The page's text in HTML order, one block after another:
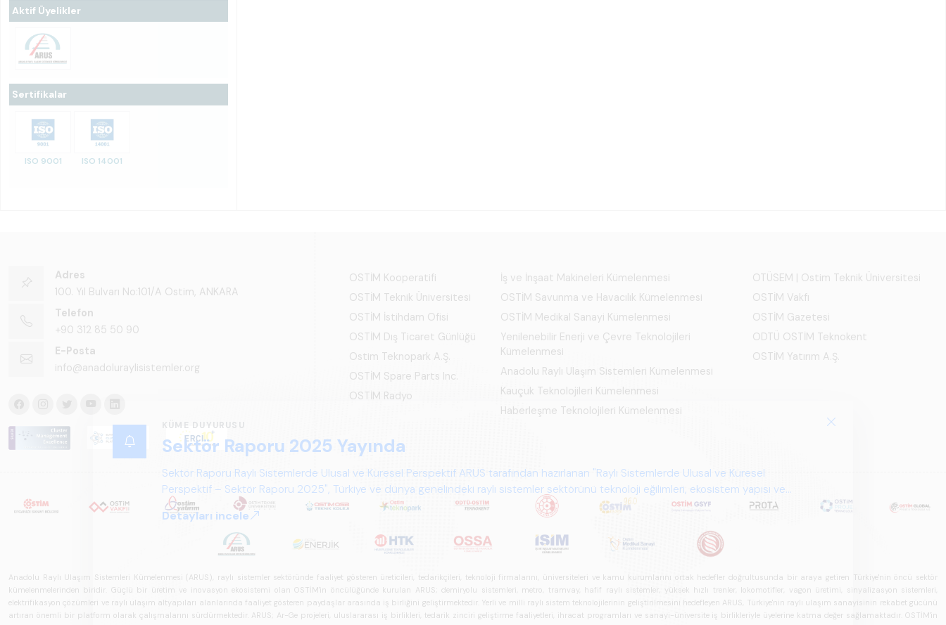
Aktif Üyelikler
Sertifikalar
ISO 9001 ISO 14001
Adres
100. Yıl Bulvarı No:101/A Ostim, ANKARA
Telefon
+90 312 85 50 90
E-Posta
info@anadoluraylisistemler.org
OSTİM Kooperatifi
OSTİM Teknik Üniversitesi
OSTİM İstihdam Ofisi
OSTİM Dış Ticaret Günlüğü
Ostim Teknopark A.Ş.
OSTİM Spare Parts Inc.
OSTİM Radyo
İş ve İnşaat Makineleri Kümelenmesi
OSTİM Savunma ve Havacılık Kümelenmesi
OSTİM Medikal Sanayi Kümelenmesi
Yenilenebilir Enerji ve Çevre Teknolojileri
Kümelenmesi
Anadolu Raylı Ulaşım Sistemleri Kümelenmesi
Kauçuk Teknolojileri Kümelenmesi
Haberleşme Teknolojileri Kümelenmesi
OTÜSEM | Ostim Teknik Üniversitesi
OSTİM Vakfı
OSTİM Gazetesi
ODTÜ OSTİM Teknokent
OSTİM Yatırım A.Ş.
Anadolu Raylı Ulaşım Sistemleri Kümelenmesi (ARUS), raylı sistemler sektöründe faaliyet gösteren üreticileri, tedarikçileri, teknoloji firmalarını, üniversiteleri ve kamu kurumlarını ortak hedefler doğrultusunda bir araya getiren Türkiye'nin öncü sektör
kümelenmelerinden biridir. Güçlü bir üretim ve inovasyon ekosistemi olan OSTİM'in öncülüğünde kurulan ARUS; demiryolu sistemleri, metro, tramvay, hafif raylı sistemler, yüksek hızlı trenler, lokomotifler, vagon üretimi, sinyalizasyon sistemleri,
elektrifikasyon çözümleri ve raylı ulaşım altyapıları alanlarında faaliyet gösteren paydaşlar arasında iş birliğini geliştirmektedir. Yerli ve milli raylı sistem teknolojilerinin geliştirilmesini hedefleyen ARUS, Türkiye'nin raylı ulaşım sanayisinin rekabet gücünü
artıran önemli bir platform olarak çalışmalarını sürdürmektedir. ARUS; Ar-Ge projeleri, uluslararası iş birlikleri, tedarik zinciri geliştirme faaliyetleri, ihracat programları ve sanayi-üniversite iş birlikleriyle üyelerine katma değer sağlamaktadır. OSTİM'in